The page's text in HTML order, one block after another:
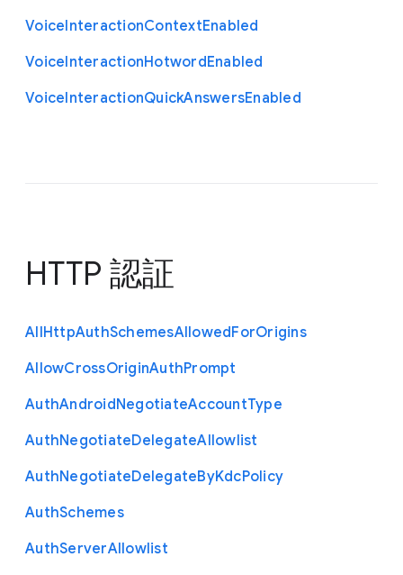
VoiceInteractionContextEnabled
VoiceInteractionHotwordEnabled
VoiceInteractionQuickAnswersEnabled
HTTP 認証
AllHttpAuthSchemesAllowedForOrigins
AllowCrossOriginAuthPrompt
AuthAndroidNegotiateAccountType
AuthNegotiateDelegateAllowlist
AuthNegotiateDelegateByKdcPolicy
AuthSchemes
AuthServerAllowlist